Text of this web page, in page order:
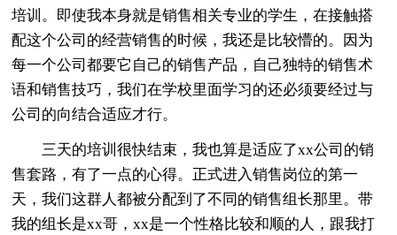
培训。即使我本身就是销售相关专业的学生，在接触搭
配这个公司的经营销售的时候，我还是比较懵的。因为
每一个公司都要它自己的销售产品，自己独特的销售术
语和销售技巧，我们在学校里面学习的还必须要经过与
公司的向结合适应才行。
三天的培训很快结束，我也算是适应了xx公司的销
售套路，有了一点的心得。正式进入销售岗位的第一
天，我们这群人都被分配到了不同的销售组长那里。带
我的组长是xx哥，xx是一个性格比较和顺的人，跟我打